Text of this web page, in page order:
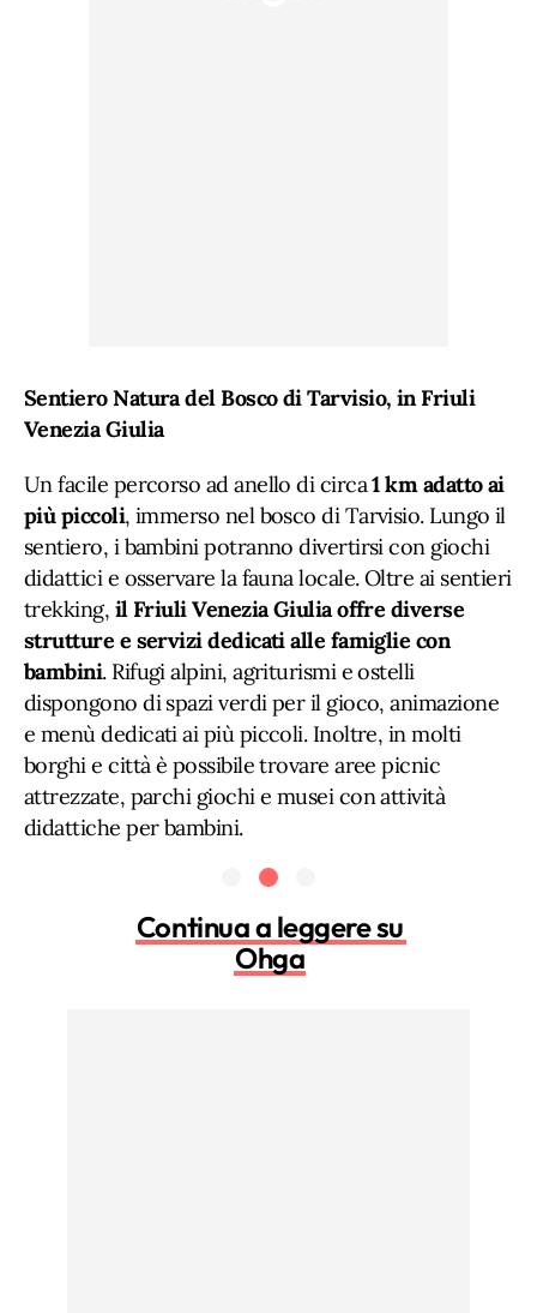
Sentiero Natura del Bosco di Tarvisio, in Friuli
Venezia Giulia
Un facile percorso ad anello di circa1 km adatto ai
più piccoli, immerso nel bosco di Tarvisio. Lungo il
sentiero, i bambini potranno divertirsi con giochi
didattici e osservare la fauna locale. Oltre ai sentieri
trekking, il Friuli Venezia Giulia offre diverse
strutture e servizi dedicati alle famiglie con
bambini. Rifugi alpini, agriturismi e ostelli
dispongono di spazi verdi per il gioco, animazione
e menù dedicati ai più piccoli. Inoltre, in molti
borghi e città è possibile trovare aree picnic
attrezzate, parchi giochi e musei con attività
didattiche per bambini.
Continua a leggere su
Ohga